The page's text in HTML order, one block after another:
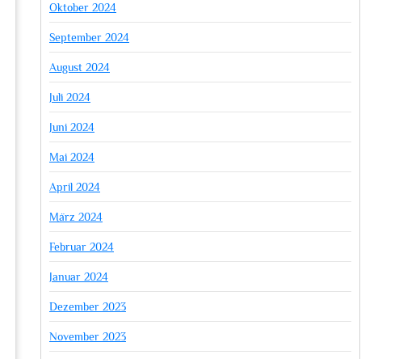
Oktober 2024
September 2024
August 2024
Juli 2024
Juni 2024
Mai 2024
April 2024
März 2024
Februar 2024
Januar 2024
Dezember 2023
November 2023